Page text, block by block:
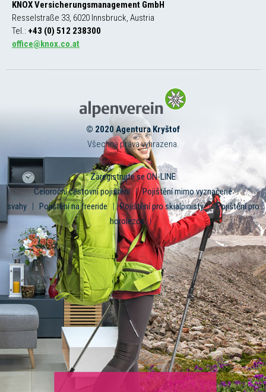
KNOX Versicherungsmanagement GmbH
Resselstraße 33, 6020 Innsbruck, Austria
Tel.: +43 (0) 512 238300
office@knox.co.at
© 2020 Agentura Kryštof
Všechna práva vyhrazena.
Zaregistrujte se ON-LINE
Celoroční cestovní pojištění|Pojištění mimo vyznačené
svahy| Pojištění na freeride |Pojištění pro skialpinisty|Pojištění pro
horolezce|